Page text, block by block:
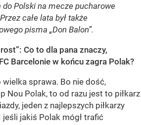
do Polski na mecze pucharowe
całe lata był także
pisma „Don Balon”.
Co to dla pana znaczy,
Barcelonie w końcu zagra Polak?
sprawa. Bo nie dość,
Nou Polak, to od razu jest to piłkarz
jeden z najlepszych piłkarzy
jakiś Polak mógł trafić